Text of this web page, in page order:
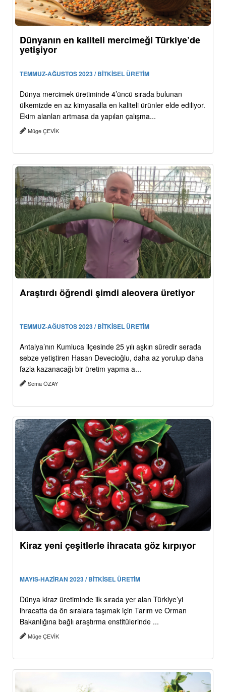
Dünyanın en kaliteli mercimeği Türkiye’de
yetişiyor
TEMMUZ-AĞUSTOS 2023 / BİTKİSEL ÜRETİM
Dünya mercimek üretiminde 4’üncü sırada bulunan
ülkemizde en az kimyasalla en kaliteli ürünler elde ediliyor.
Ekim alanları artmasa da yapılan çalışma...
Müge ÇEVİK
Araştırdı öğrendi şimdi aleovera üretiyor
TEMMUZ-AĞUSTOS 2023 / BİTKİSEL ÜRETİM
Antalya’nın Kumluca ilçesinde 25 yılı aşkın süredir serada
sebze yetiştiren Hasan Devecioğlu, daha az yorulup daha
fazla kazanacağı bir üretim yapma a...
Sema ÖZAY
Kiraz yeni çeşitlerle ihracata göz kırpıyor
MAYIS-HAZİRAN 2023 / BİTKİSEL ÜRETİM
Dünya kiraz üretiminde ilk sırada yer alan Türkiye’yi
ihracatta da ön sıralara taşımak için Tarım ve Orman
Bakanlığına bağlı araştırma enstitülerinde ...
Müge ÇEVİK